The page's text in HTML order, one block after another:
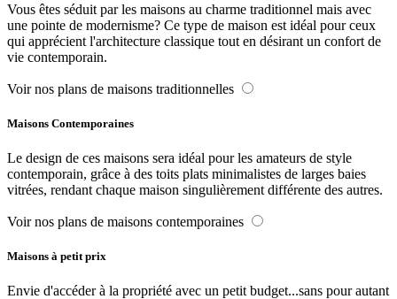
Vous êtes séduit par les maisons au charme traditionnel mais avec
une pointe de modernisme? Ce type de maison est idéal pour ceux
qui apprécient l'architecture classique tout en désirant un confort de
vie contemporain.
Voir nos plans de maisons traditionnelles
Maisons Contemporaines
Le design de ces maisons sera idéal pour les amateurs de style
contemporain, grâce à des toits plats minimalistes de larges baies
vitrées, rendant chaque maison singulièrement différente des autres.
Voir nos plans de maisons contemporaines
Maisons à petit prix
Envie d'accéder à la propriété avec un petit budget...sans pour autant